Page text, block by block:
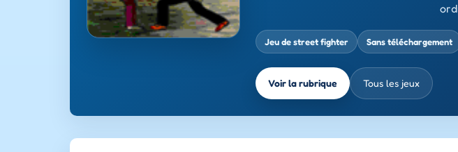
Jeu de street fighter Sans téléchargement
Voir la rubrique Tous les jeux